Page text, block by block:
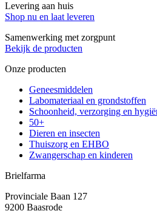
Levering aan huis
Shop nu en laat leveren
Samenwerking met zorgpunt
Bekijk de producten
Onze producten
Geneesmiddelen
Labomateriaal en grondstoffen
Schoonheid, verzorging en
50+
Dieren en insecten
Thuiszorg en EHBO
Zwangerschap en kinderen
Brielfarma
Provinciale Baan 127
9200 Baasrode